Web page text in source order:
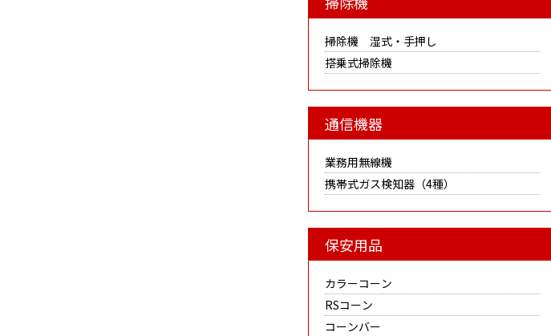
掃除機 湿式・手押し
搭乗式掃除機
通信機器
業務用無線機
携帯式ガス検知器（4種）
保安用品
カラーコーン
RSコーン
コーンバー